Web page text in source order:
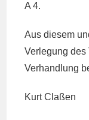
A 4.
Aus diesem
Verlegung des
Verhandlung
Kurt Claßen